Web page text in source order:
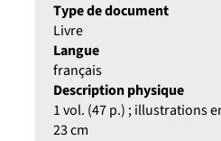
Type de document
Livre
Langue
français
Description physique
1 vol. (47 p.) ; illustrations
23 cm